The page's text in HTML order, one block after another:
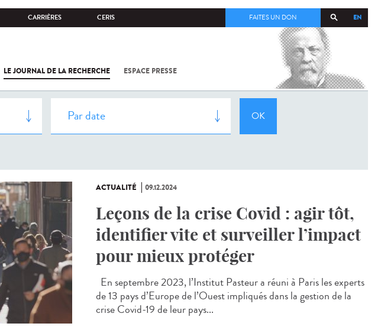
CARRIÈRES CERIS EN
FAITES UN DON
LE JOURNAL DE LA RECHERCHE ESPACE PRESSE
COV-2 /
L'INSTITUT
PASTEUR
ACTUALITÉ 09.12.2024
Leçons de la crise Covid : agir tôt,
identifier vite et surveiller l’impact
pour mieux protéger
En septembre 2023, l’Institut Pasteur a réuni à Paris les experts
de 13 pays d’Europe de l’Ouest impliqués dans la gestion de la
crise Covid-19 de leur pays...